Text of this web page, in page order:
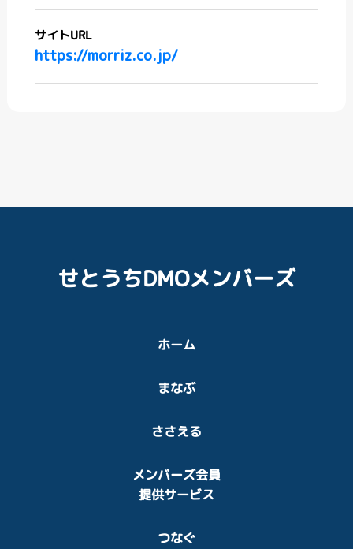
サイトURL
https://morriz.co.jp/
せとうちDMOメンバーズ
ホーム
まなぶ
ささえる
メンバーズ会員
提供サービス
つなぐ